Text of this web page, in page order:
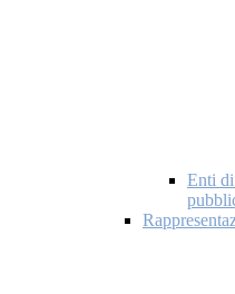
Enti